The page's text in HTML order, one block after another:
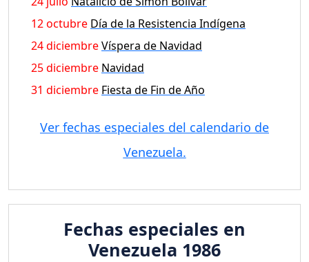
12 octubre Día de la Resistencia Indígena
24 diciembreVíspera de Navidad
25 diciembre Navidad
31 diciembre Fiesta de Fin de Año
Ver fechas especiales del calendario de
Venezuela.
Fechas especiales en
Venezuela 1986